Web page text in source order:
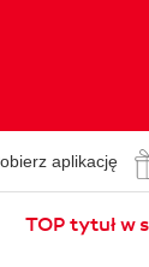
aplikację
TOP tytuł w